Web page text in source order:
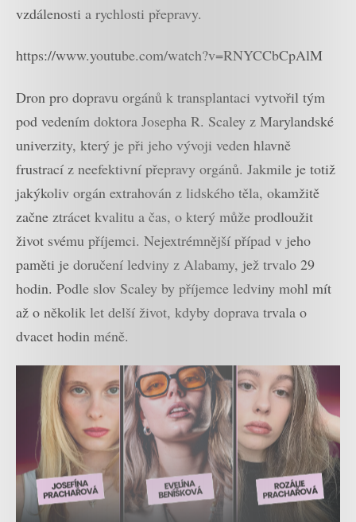
vzdálenosti a rychlosti přepravy.
https://www.youtube.com/watch?v=RNYCCbCpAlM
Dron pro dopravu orgánů k transplantaci vytvořil tým
pod vedením doktora Josepha R. Scaley z Marylandské
univerzity, který je při jeho vývoji veden hlavně
frustrací z neefektivní přepravy orgánů. Jakmile je totiž
jakýkoliv orgán extrahován z lidského těla, okamžitě
začne ztrácet kvalitu a čas, o který může prodloužit
život svému příjemci. Nejextrémnější případ v jeho
paměti je doručení ledviny z Alabamy, jež trvalo 29
hodin. Podle slov Scaley by příjemce ledviny mohl mít
až o několik let delší život, kdyby doprava trvala o
dvacet hodin méně.